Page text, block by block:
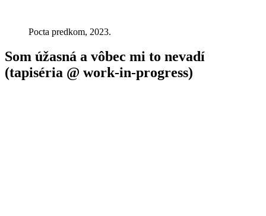
Pocta predkom, 2023.
Som úžasná a vôbec mi to nevadí
(tapiséria @ work-in-progress)